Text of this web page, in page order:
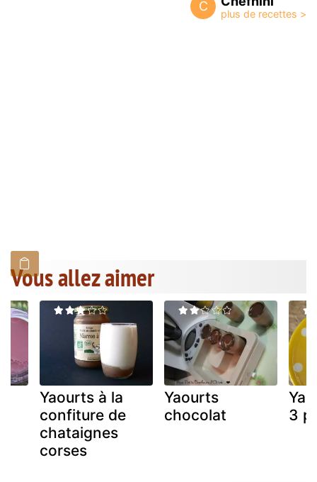
C
Vous allez aimer
Yaourts à la
confiture de
chataignes
corses
Yaourts
chocolat
3